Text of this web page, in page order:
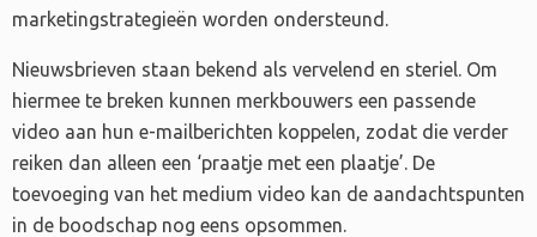
marketingstrategieën worden ondersteund.
Nieuwsbrieven staan bekend als vervelend en steriel. Om
hiermee te breken kunnen merkbouwers een passende
video aan hun e-mailberichten koppelen, zodat die verder
reiken dan alleen een ‘praatje met een plaatje’. De
toevoeging van het medium video kan de aandachtspunten
in de boodschap nog eens opsommen.